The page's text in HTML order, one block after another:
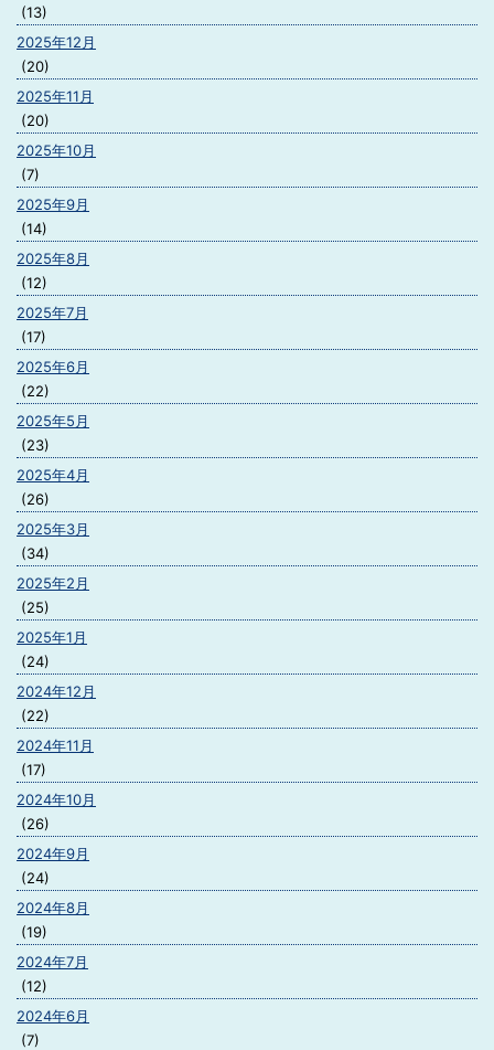
(13)
2025年12月
(20)
2025年11月
(20)
2025年10月
(7)
2025年9月
(14)
2025年8月
(12)
2025年7月
(17)
2025年6月
(22)
2025年5月
(23)
2025年4月
(26)
2025年3月
(34)
2025年2月
(25)
2025年1月
(24)
2024年12月
(22)
2024年11月
(17)
2024年10月
(26)
2024年9月
(24)
2024年8月
(19)
2024年7月
(12)
2024年6月
(7)